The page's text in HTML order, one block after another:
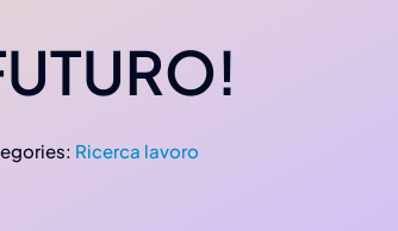
Ricerca lavoro